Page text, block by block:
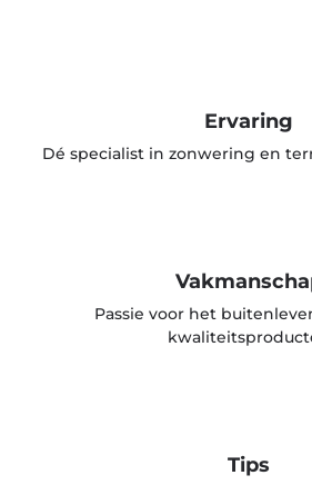
Ervaring
Dé specialist in zonwering en
Passie voor het
Tips